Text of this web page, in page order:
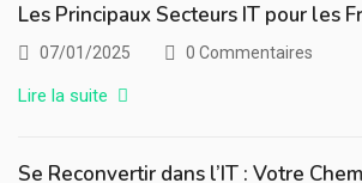
Les Principaux Secteurs IT pour les
07/01/2025 0 Commentaires
Lire la suite
Se Reconvertir dans l’IT : Votre